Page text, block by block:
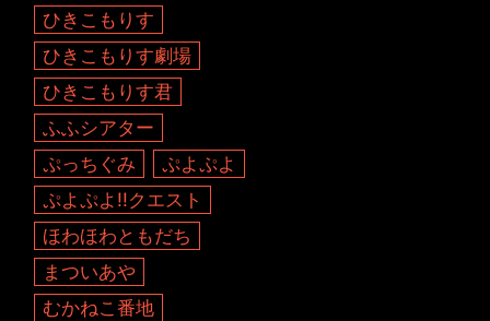
ひきこもりす
ひきこもりす劇場
ひきこもりす君
ふふシアター
ぷっちぐみ
ぷよぷよ
ぷよぷよ!!クエスト
ほわほわともだち
まついあや
むかねこ番地